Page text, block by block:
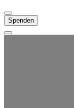
Spenden